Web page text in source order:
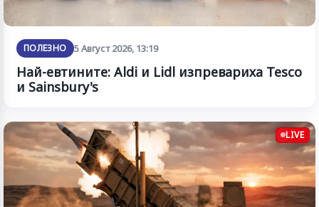
ПОЛЕЗНО 5 Август 2026, 13:19
Най-евтините: Aldi и Lidl изпревариха Tesco
и Sainsbury's
LIVE